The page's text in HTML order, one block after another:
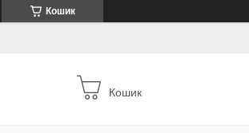
Кошик
Кошик